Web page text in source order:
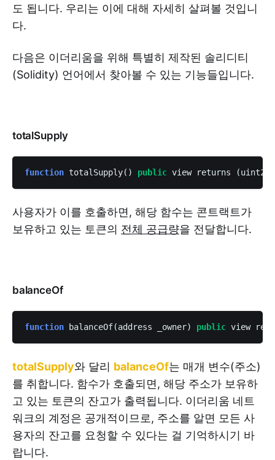
도 됩니다. 우리는 이에 대해 자세히 살펴볼 것입니
다.
다음은 이더리움을 위해 특별히 제작된 솔리디티
(Solidity) 언어에서 찾아볼 수 있는 기능들입니다.
totalSupply
function totalSupply() public view returns
사용자가 이를 호출하면, 해당 함수는 콘트랙트가
보유하고 있는 토큰의 전체 공급량을 전달합니다.
balanceOf
function balanceOf(address _owner) public view
totalSupply와 달리 balanceOf는 매개 변수(주소)
를 취합니다. 함수가 호출되면, 해당 주소가 보유하
고 있는 토큰의 잔고가 출력됩니다. 이더리움 네트
워크의 계정은 공개적이므로, 주소를 알면 모든 사
용자의 잔고를 요청할 수 있다는 걸 기억하시기 바
랍니다.